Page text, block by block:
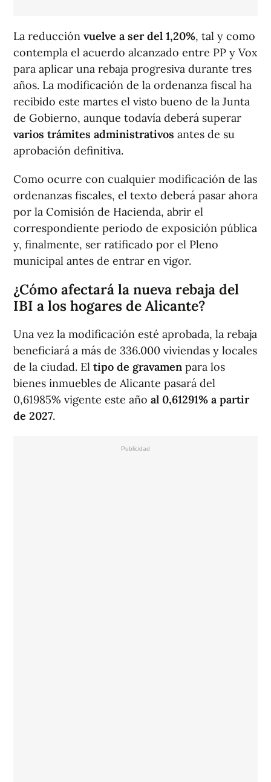
La reducción vuelve a ser del 1,20%, tal y como
contempla el acuerdo alcanzado entre PP y Vox
para aplicar una rebaja progresiva durante tres
años. La modificación de la ordenanza fiscal ha
recibido este martes el visto bueno de la Junta
de Gobierno, aunque todavía deberá superar
varios trámites administrativos antes de su
aprobación definitiva.
Como ocurre con cualquier modificación de las
ordenanzas fiscales, el texto deberá pasar ahora
por la Comisión de Hacienda, abrir el
correspondiente periodo de exposición pública
y, finalmente, ser ratificado por el Pleno
municipal antes de entrar en vigor.
¿Cómo afectará la nueva rebaja del
IBI a los hogares de Alicante?
Una vez la modificación esté aprobada, la rebaja
beneficiará a más de 336.000 viviendas y locales
de la ciudad. El tipo de gravamen para los
bienes inmuebles de Alicante pasará del
0,61985% vigente este año al 0,61291% a partir
de 2027.